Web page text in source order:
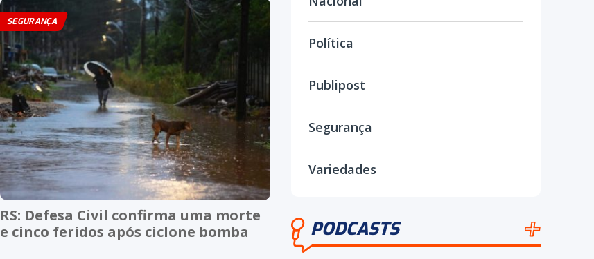
SEGURANÇA
RS: Defesa Civil confirma uma morte
e cinco feridos após ciclone bomba
Política
Publipost
Segurança
Variedades
PODCASTS